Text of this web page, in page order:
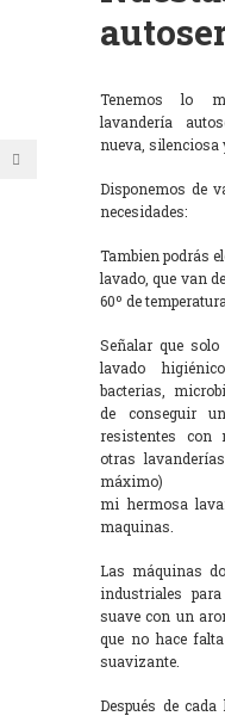
Tenemos lo
lavandería
nueva, silenciosa
Disponemos de
necesidades:
Tambien podrás
lavado, que van
60º de
Señalar que
lavado
bacterias,
de conseguir
resistentes con
otras
máximo)
mi hermosa
maquinas.
Las máquinas
industriales
suave con un
que no hace
suavizante.
Después de